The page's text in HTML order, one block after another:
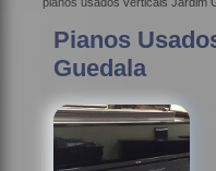
Pianos
Guedala